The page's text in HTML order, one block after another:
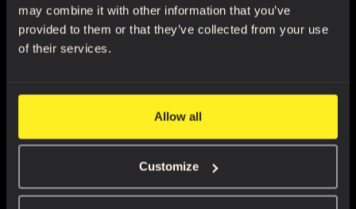
may combine it with other information that you’ve
provided to them or that they’ve collected from your use
of their services.
Allow all
Customize